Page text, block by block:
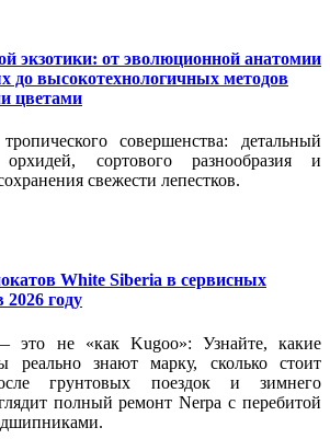
экзотики: от эволюционной анатомии
до высокотехнологичных методов
цветами
совершенства: детальный
сортового разнообразия и
свежести лепестков.
White Siberia в сервисных
году
это не «как Kugoo»: Узнайте, какие
реально знают марку, сколько стоит
грунтовых поездок и зимнего
полный ремонт Nerpa с перебитой